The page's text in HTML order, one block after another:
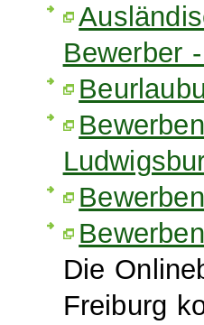
Bewerber
Die
Freiburg